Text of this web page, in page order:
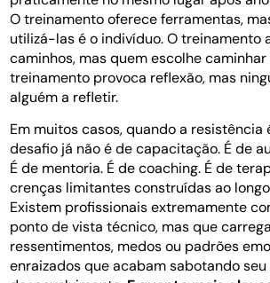
O treinamento oferece ferramentas,
utilizá-las é o indivíduo. O treinamento
caminhos, mas quem escolhe caminhar
treinamento provoca reflexão, mas
alguém a refletir.
Em muitos casos, quando a resistência
desafio já não é de capacitação. É de
É de mentoria. É de coaching. É de
crenças limitantes construídas ao
Existem profissionais extremamente
ponto de vista técnico, mas que
ressentimentos, medos ou padrões
enraizados que acabam sabotando